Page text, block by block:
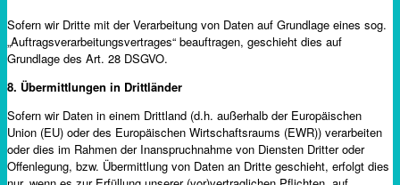
Sofern wir Dritte mit der Verarbeitung von Daten auf Grundlage eines sog.
„Auftragsverarbeitungsvertrages“ beauftragen, geschieht dies auf
Grundlage des Art. 28 DSGVO.
8. Übermittlungen in Drittländer
Sofern wir Daten in einem Drittland (d.h. außerhalb der Europäischen
Union (EU) oder des Europäischen Wirtschaftsraums (EWR)) verarbeiten
oder dies im Rahmen der Inanspruchnahme von Diensten Dritter oder
Offenlegung, bzw. Übermittlung von Daten an Dritte geschieht, erfolgt dies